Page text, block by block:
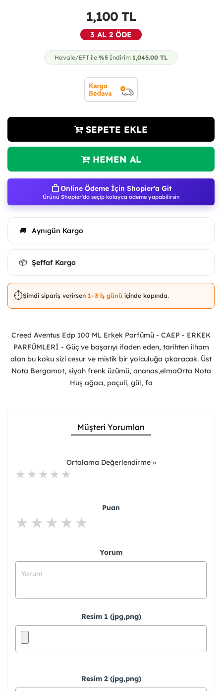
1,100 TL
3 AL 2 ÖDE
Havale/EFT ile %5 İndirim 1,045.00 TL
SEPETE EKLE
HEMEN AL
Online Ödeme İçin Shopier'a Git
Ürünü Shopier'da seçip kolayca ödeme yapabilirsin
🚚 Aynıgün Kargo
📦 Şeffaf Kargo
⏱️Şimdi sipariş verirsen 1–3 iş günü içinde kapında.
Creed Aventus Edp 100 ML Erkek Parfümü - CAEP - ERKEK
PARFÜMLERİ - Güç ve başarıyı ifaden eden, tarihten ilham
alan bu koku sizi cesur ve mistik bir yolculuğa çıkaracak. Üst
Nota Bergamot, siyah frenk üzümü, ananas,elmaOrta Nota
Huş ağacı, paçuli, gül, fa
Müşteri Yorumları
Ortalama Değerlendirme »
Puan
Yorum
Resim 1 (jpg,png)
Resim 2 (jpg,png)